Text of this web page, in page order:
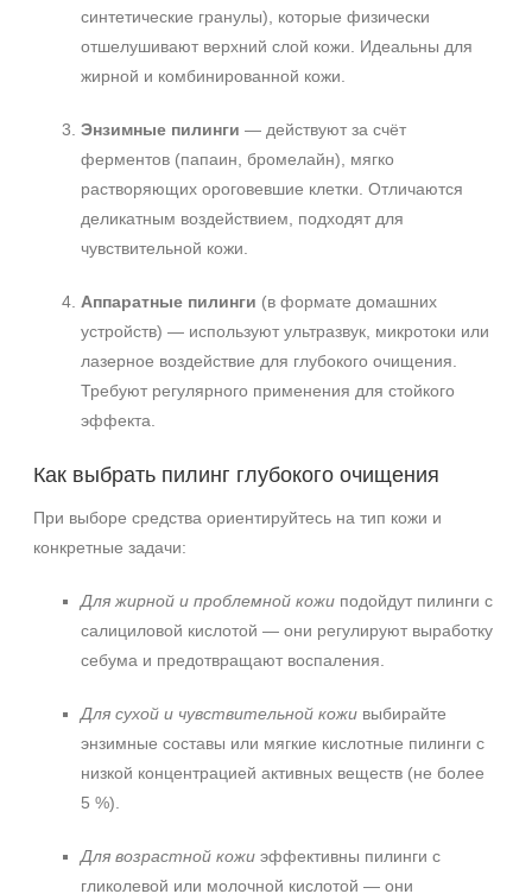
синтетические гранулы), которые физически
отшелушивают верхний слой кожи. Идеальны для
жирной и комбинированной кожи.
Энзимные пилинги — действуют за счёт
ферментов (папаин, бромелайн), мягко
растворяющих ороговевшие клетки. Отличаются
деликатным воздействием, подходят для
чувствительной кожи.
Аппаратные пилинги (в формате домашних
устройств) — используют ультразвук, микротоки или
лазерное воздействие для глубокого очищения.
Требуют регулярного применения для стойкого
эффекта.
Как выбрать пилинг глубокого очищения
При выборе средства ориентируйтесь на тип кожи и
конкретные задачи:
Для жирной и проблемной кожи подойдут пилинги с
салициловой кислотой — они регулируют выработку
себума и предотвращают воспаления.
Для сухой и чувствительной кожи выбирайте
энзимные составы или мягкие кислотные пилинги с
низкой концентрацией активных веществ (не более
5 %).
Для возрастной кожи эффективны пилинги с
гликолевой или молочной кислотой — они
+7 (929) 933-09-89